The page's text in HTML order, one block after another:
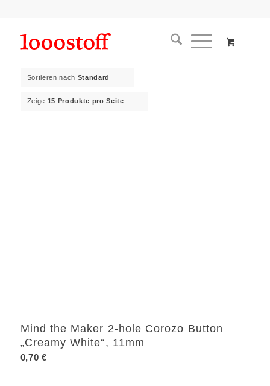
Sortieren nach Standard
Zeige 15 Produkte pro Seite
Mind the Maker 2-hole Corozo Button
„Creamy White“, 11mm
0,70 €